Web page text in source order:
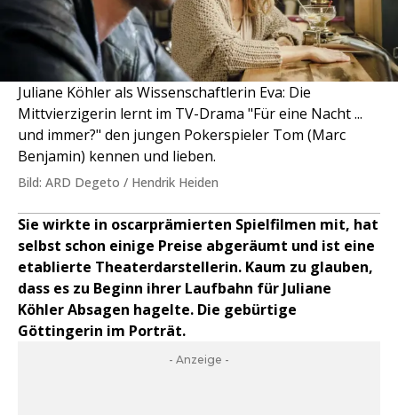
Juliane Köhler als Wissenschaftlerin Eva: Die
Mittvierzigerin lernt im TV-Drama "Für eine Nacht ...
und immer?" den jungen Pokerspieler Tom (Marc
Benjamin) kennen und lieben.
Bild: ARD Degeto / Hendrik Heiden
Sie wirkte in oscarprämierten Spielfilmen mit, hat
selbst schon einige Preise abgeräumt und ist eine
etablierte Theaterdarstellerin. Kaum zu glauben,
dass es zu Beginn ihrer Laufbahn für Juliane
Köhler Absagen hagelte. Die gebürtige
Göttingerin im Porträt.
- Anzeige -